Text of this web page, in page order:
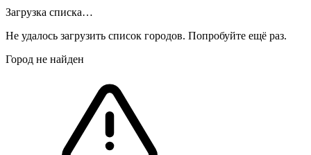
Загрузка списка…
Не удалось загрузить список городов. Попробуйте ещё раз.
Город не найден